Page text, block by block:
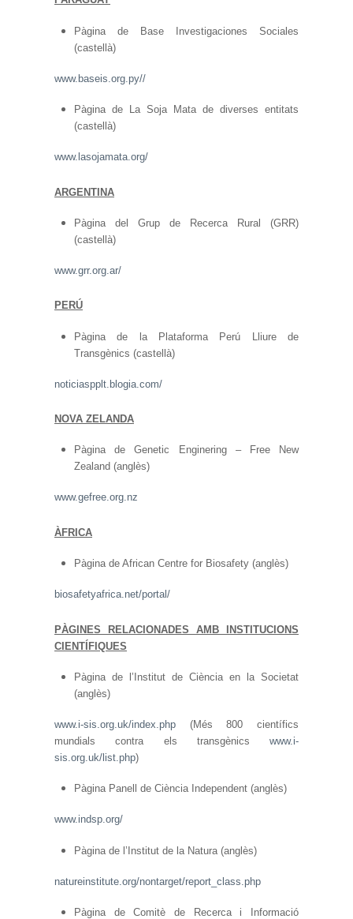
Pàgina de Base Investigaciones Sociales
(castellà)
www.baseis.org.py//
Pàgina de La Soja Mata de diverses entitats
(castellà)
www.lasojamata.org/
ARGENTINA
Pàgina del Grup de Recerca Rural (GRR)
(castellà)
www.grr.org.ar/
PERÚ
Pàgina de la Plataforma Perú Lliure de
Transgènics (castellà)
noticiaspplt.blogia.com/
NOVA ZELANDA
Pàgina de Genetic Enginering – Free New
Zealand (anglès)
www.gefree.org.nz
ÀFRICA
Pàgina de African Centre for Biosafety (anglès)
biosafetyafrica.net/portal/
PÀGINES RELACIONADES AMB INSTITUCIONS
CIENTÍFIQUES
Pàgina de l’Institut de Ciència en la Societat
(anglès)
www.i-sis.org.uk/index.php (Més 800 científics
mundials contra els transgènics www.i-
sis.org.uk/list.php)
Pàgina Panell de Ciència Independent (anglès)
www.indsp.org/
Pàgina de l’Institut de la Natura (anglès)
natureinstitute.org/nontarget/report_class.php
Pàgina de Comitè de Recerca i Informació